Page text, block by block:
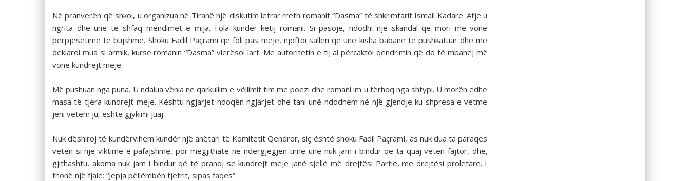
Në pranverën që shkoi, u organizua në Tiranë një diskutim letrar rreth romanit “Dasma” të shkrimtarit Ismail Kadare. Atje u
ngrita dhe unë të shfaq mendimet e mija. Fola kundër këtij romani. Si pasojë, ndodhi një skandal që mori më vonë
përpjesëtime të bujshme. Shoku Fadil Paçrami që foli pas meje, njoftoi sallën që unë kisha babanë të pushkatuar dhe më
deklaroi mua si armik, kurse romanin “Dasma” vlerësoi lart. Me autoritetin e tij ai përcaktoi qëndrimin që do të mbahej më
vonë kundrejt meje.
Më pushuan nga puna. U ndalua vënia në qarkullim e vëllimit tim me poezi dhe romani im u tërhoq nga shtypi. U morën edhe
masa të tjera kundrejt meje. Kështu ngjarjet ndoqën ngjarjet dhe tani unë ndodhem në një gjendje ku shpresa e vetme
jeni vetëm ju, është gjykimi juaj.
Nuk dëshiroj të kundërvihem kundër një anëtari të Komitetit Qendror, siç është shoku Fadil Paçrami, as nuk dua ta paraqes
veten si një viktimë e pafajshme, por megjithatë në ndërgjegjen time unë nuk jam i bindur që ta quaj veten fajtor, dhe,
gjithashtu, akoma nuk jam i bindur që të pranoj se kundrejt meje janë sjellë më drejtësi Partie, me drejtësi proletare. I
thonë një fjale: “Jepja pëllëmbën tjetrit, sipas faqes”.